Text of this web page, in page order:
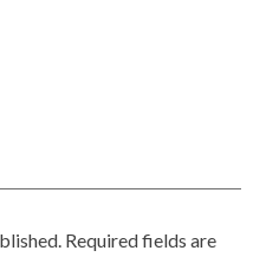
Required fields are